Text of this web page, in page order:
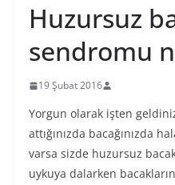
Huzursuz
sendromu
19 Şubat 2016
Yorgun olarak işten
attığınızda bacağınızda
varsa sizde huzursuz
uykuya dalarken